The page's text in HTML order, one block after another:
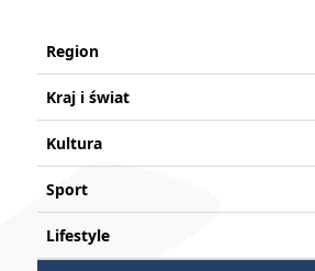
Region
Kraj i świat
Kultura
Sport
Lifestyle